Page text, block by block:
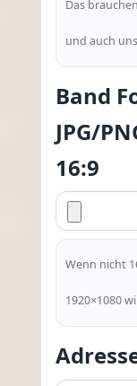
Das
und auch
Band
JPG/
16:9
Wenn nicht
1920×1080